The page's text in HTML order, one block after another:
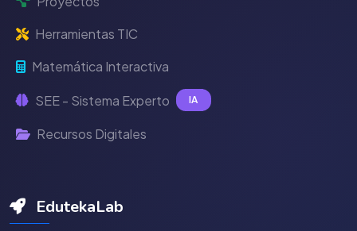
Herramientas TIC
Matemática Interactiva
SEE - Sistema Experto IA
Recursos Digitales
EdutekaLab